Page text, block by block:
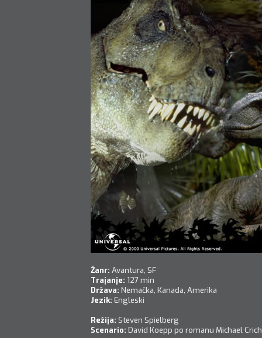
Žanr: Avantura, SF
Trajanje: 127 min
Država: Nemačka, Kanada, Amerika
Jezik: Engleski
Režija: Steven Spielberg
Scenario: David Koepp po romanu Michael